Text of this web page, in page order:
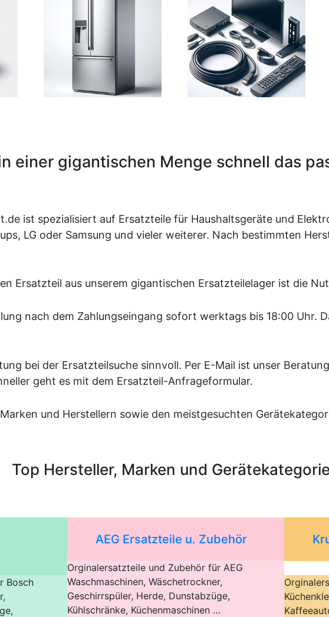
einer gigantischen Menge schnell das
ist spezialisiert auf Ersatzteile für Haushaltsgeräte und
LG oder Samsung und vieler weiterer. Nach bestimmten
Ersatzteil aus unserem gigantischen Ersatzteilelager ist die
nach dem Zahlungseingang sofort werktags bis 18:00 Uhr.
bei der Ersatzteilsuche sinnvoll. Per E-Mail ist unser
geht es mit dem Ersatzteil-Anfrageformular.
und Herstellern sowie den meistgesuchten
Top Hersteller, Marken und
Bosch
AEG Ersatzteile u. Zubehör
Orginalersatzteile und Zubehör für AEG
Waschmaschinen, Wäschetrockner,
Geschirrspüler, Herde, Dunstabzüge,
Kühlschränke, Küchenmaschinen …